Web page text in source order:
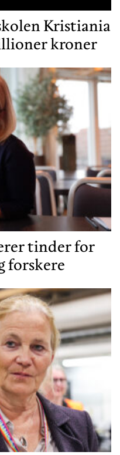
Kristiania
kroner
tinder for
forskere